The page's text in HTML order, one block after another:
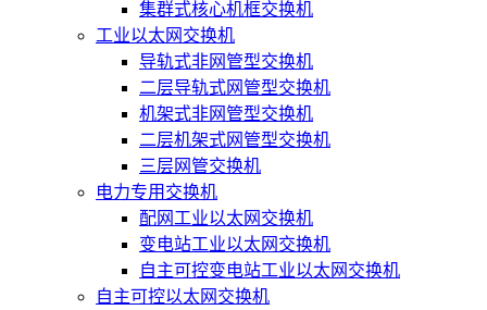
集群式核心机框交换机
工业以太网交换机
导轨式非网管型交换机
二层导轨式网管型交换机
机架式非网管型交换机
二层机架式网管型交换机
三层网管交换机
电力专用交换机
配网工业以太网交换机
变电站工业以太网交换机
自主可控变电站工业以太网交换机
自主可控以太网交换机